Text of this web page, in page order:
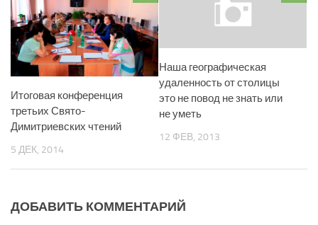
Итоговая конференция
третьих Свято-
Димитриевских чтений
5 ДЕК, 2014
Наша географическая
удаленность от столицы
это не повод не знать или
не уметь
12 ФЕВ, 2013
ДОБАВИТЬ КОММЕНТАРИЙ